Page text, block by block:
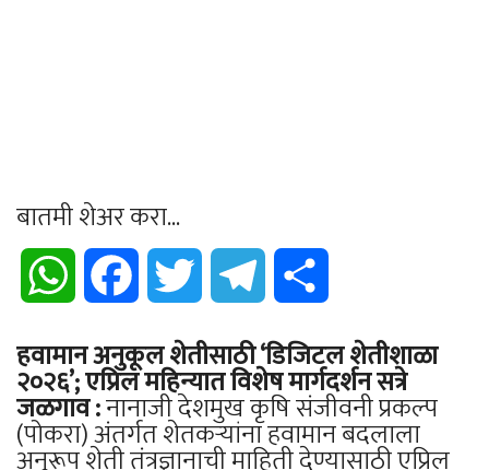
बातमी शेअर करा...
WhatsApp Facebook Twitter Telegram
हवामान अनुकूल शेतीसाठी ‘डिजिटल शेतीशाळा
२०२६’; एप्रिल महिन्यात विशेष मार्गदर्शन सत्रे
जळगाव :नानाजी देशमुख कृषि संजीवनी प्रकल्प
(पोकरा) अंतर्गत शेतकऱ्यांना हवामान बदलाला
अनुरूप शेती तंत्रज्ञानाची माहिती देण्यासाठी एप्रिल